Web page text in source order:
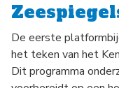
De eerste
het teken van het
Dit programma